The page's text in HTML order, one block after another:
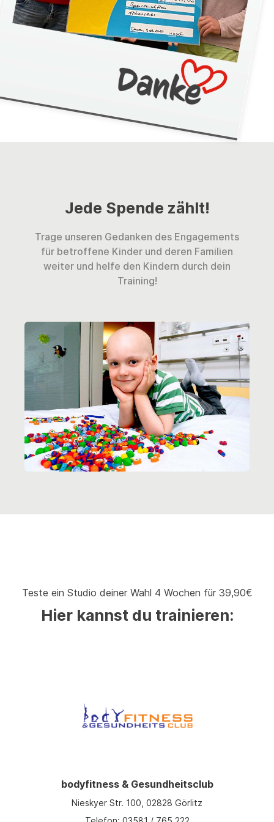
Jede Spende zählt!
Trage unseren Gedanken des Engagements
für betroffene Kinder und deren Familien
weiter und helfe den Kindern durch dein
Training!
Teste ein Studio deiner Wahl 4 Wochen für 39,90€
Hier kannst du trainieren:
bodyfitness & Gesundheitsclub
Nieskyer Str. 100, 02828 Görlitz